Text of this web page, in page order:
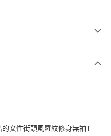
女性街頭風羅紋修身無袖T